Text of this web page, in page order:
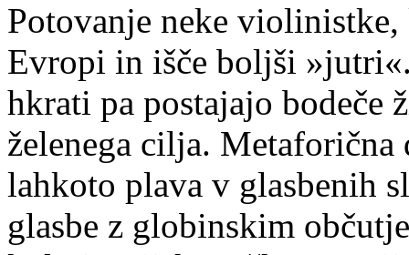
Potovanje neke
Evropi in išče boljši
hkrati pa postajajo
želenega cilja.
lahkoto plava v glasbenih
glasbe z globinskim